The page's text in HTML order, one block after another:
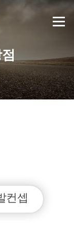
메뉴
컨셉